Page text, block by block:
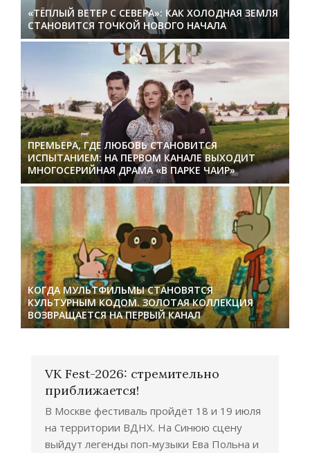
«ТЁПЛЫЙ ВЕТЕР С СЕВЕРА»: КАК ХОЛОДНАЯ ЗЕМЛЯ
СТАНОВИТСЯ ТОЧКОЙ НОВОГО НАЧАЛА
ПРЕМЬЕРА, ГДЕ ЛЮБОВЬ СТАНОВИТСЯ
ИСПЫТАНИЕМ: НА ПЕРВОМ КАНАЛЕ ВЫХОДИТ
МНОГОСЕРИЙНАЯ ДРАМА «В ПАРКЕ ЧАИР»
КОГДА МУЛЬТФИЛЬМЫ СТАНОВЯТСЯ
КУЛЬТУРНЫМ КОДОМ. ЗОЛОТАЯ КОЛЛЕКЦИЯ
ВОЗВРАЩАЕТСЯ НА ПЕРВЫЙ КАНАЛ
VK Fest-2026: стремительно
приближается!
В Москве фестиваль пройдёт 18 и 19 июля
на территории ВДНХ. На Синюю сцену
выйдут легенды поп-музыки Ева Польна и